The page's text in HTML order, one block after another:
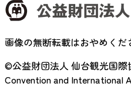
画像の無断転載はおやめくだ
©公益財団法人 仙台観光国際
Convention and International